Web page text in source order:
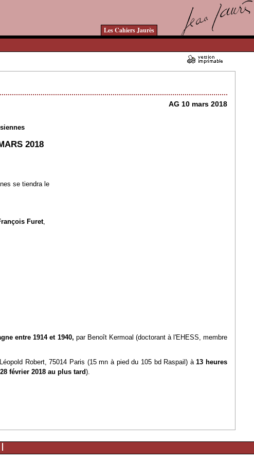
Les Cahiers Jaurès
AG 10 mars 2018
2018
se tiendra le
Furet,
entre 1914 et 1940, par Benoît Kermoal (doctorant à l'EHESS, membre
Léopold Robert, 75014 Paris (15 mn à pied du 105 bd Raspail) à13 heures
février 2018 au plus tard).